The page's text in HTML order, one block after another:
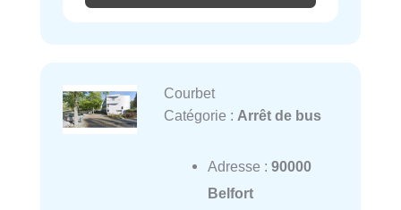
Courbet
Catégorie : Arrêt de bus
Adresse : 90000
Belfort